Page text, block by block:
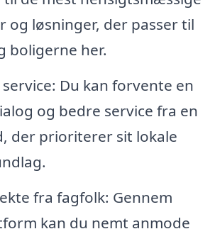
og løsninger, der passer til
boligerne her.
Du kan forvente en
og bedre service fra en
der prioriterer sit lokale
fra fagfolk: Gennem
kan du nemt anmode